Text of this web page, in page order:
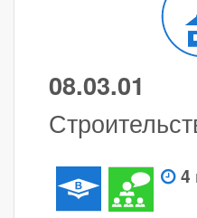
08.03.01
4